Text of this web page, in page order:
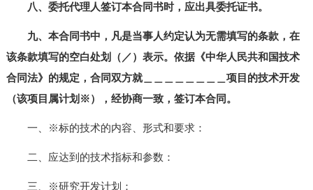
八、委托代理人签订本合同书时，应出具委托证书。
九、本合同书中，凡是当事人约定认为无需填写的条款，在
该条款填写的空白处划（／）表示。依据《中华人民共和国技术
合同法》的规定，合同双方就＿＿＿＿＿＿＿＿项目的技术开发
（该项目属计划※），经协商一致，签订本合同。
一、※标的技术的内容、形式和要求：
二、应达到的技术指标和参数：
三、※研究开发计划：